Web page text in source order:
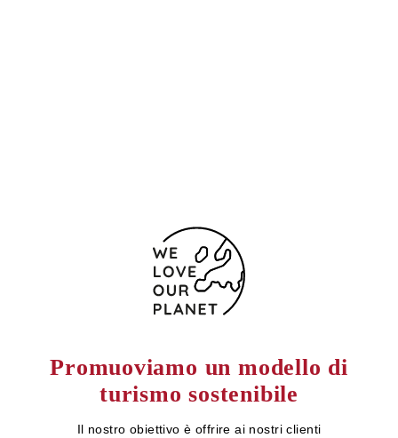
Promuoviamo un modello di
turismo sostenibile
Il nostro obiettivo è offrire ai nostri clienti